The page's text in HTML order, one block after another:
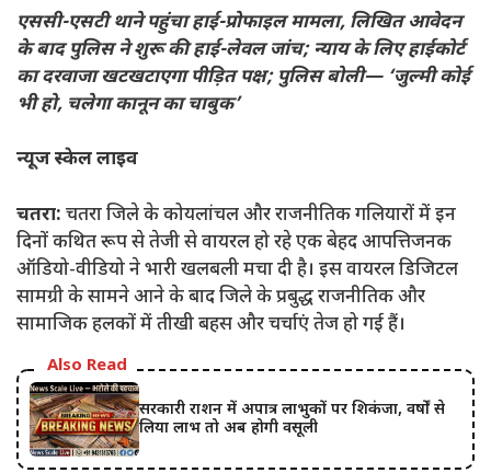
एससी-एसटी थाने पहुंचा हाई-प्रोफाइल मामला, लिखित आवेदन
के बाद पुलिस ने शुरू की हाई-लेवल जांच; न्याय के लिए हाईकोर्ट
का दरवाजा खटखटाएगा पीड़ित पक्ष; पुलिस बोली— ‘जुल्मी कोई
भी हो, चलेगा कानून का चाबुक’
न्यूज स्केल लाइव
चतरा: चतरा जिले के कोयलांचल और राजनीतिक गलियारों में इन
दिनों कथित रूप से तेजी से वायरल हो रहे एक बेहद आपत्तिजनक
ऑडियो-वीडियो ने भारी खलबली मचा दी है। इस वायरल डिजिटल
सामग्री के सामने आने के बाद जिले के प्रबुद्ध राजनीतिक और
सामाजिक हलकों में तीखी बहस और चर्चाएं तेज हो गई हैं।
Also Read
सरकारी राशन में अपात्र लाभुकों पर शिकंजा, वर्षों से
लिया लाभ तो अब होगी वसूली